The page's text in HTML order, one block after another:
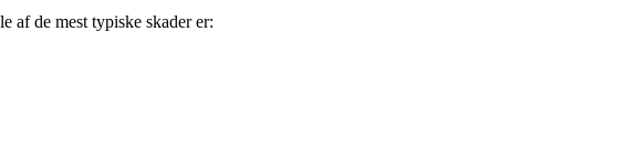
af de mest typiske skader er: